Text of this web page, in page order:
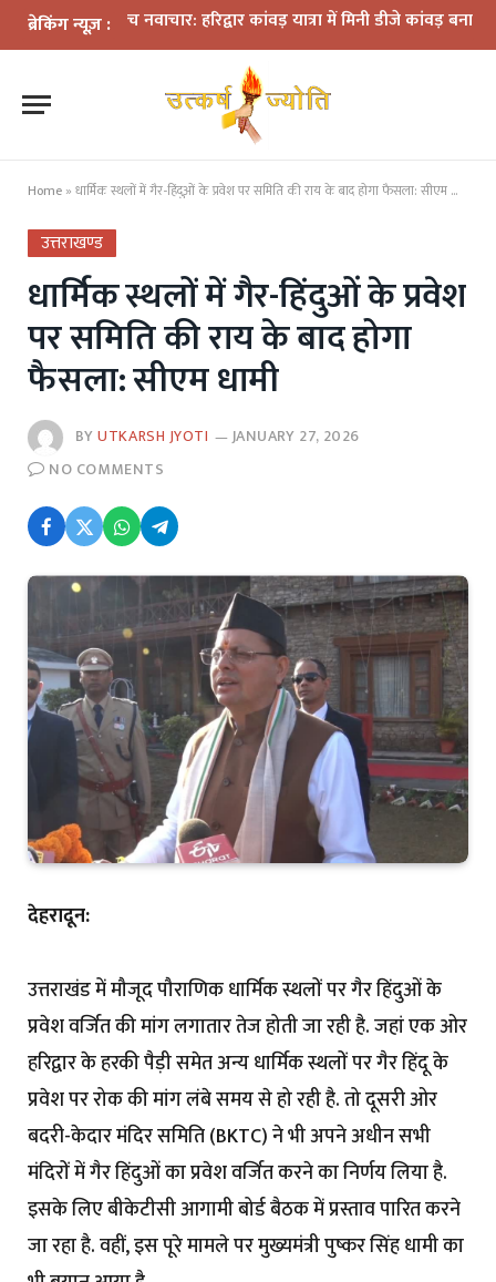
ब्रेकिंग न्यूज़ :
के बीच नवाचार: हरिद्वार कांवड़ यात्रा में मिनी डीजे कांवड़ बना आकर्षण
Home » धार्मिक स्थलों में गैर-हिंदुओं के प्रवेश पर समिति की राय के बाद होगा फैसला: सीएम धामी
उत्तराखण्ड
धार्मिक स्थलों में गैर-हिंदुओं के प्रवेश
पर समिति की राय के बाद होगा
फैसला: सीएम धामी
BYUTKARSH JYOTI
JANUARY 27, 2026
NO COMMENTS
देहरादून:
उत्तराखंड में मौजूद पौराणिक धार्मिक स्थलों पर गैर हिंदुओं के
प्रवेश वर्जित की मांग लगातार तेज होती जा रही है. जहां एक ओर
हरिद्वार के हरकी पैड़ी समेत अन्य धार्मिक स्थलों पर गैर हिंदू के
प्रवेश पर रोक की मांग लंबे समय से हो रही है. तो दूसरी ओर
बदरी-केदार मंदिर समिति (BKTC) ने भी अपने अधीन सभी
मंदिरों में गैर हिंदुओं का प्रवेश वर्जित करने का निर्णय लिया है.
इसके लिए बीकेटीसी आगामी बोर्ड बैठक में प्रस्ताव पारित करने
जा रहा है. वहीं, इस पूरे मामले पर मुख्यमंत्री पुष्कर सिंह धामी का